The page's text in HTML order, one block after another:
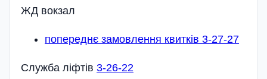
ЖД вокзал
попереднє замовлення квитків 3-27-27
Служба ліфтів 3-26-22